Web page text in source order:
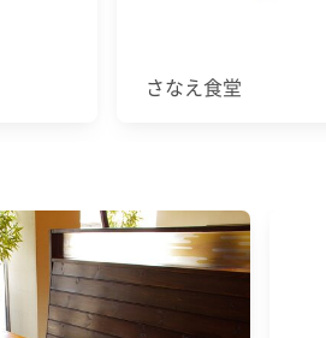
さなえ食堂